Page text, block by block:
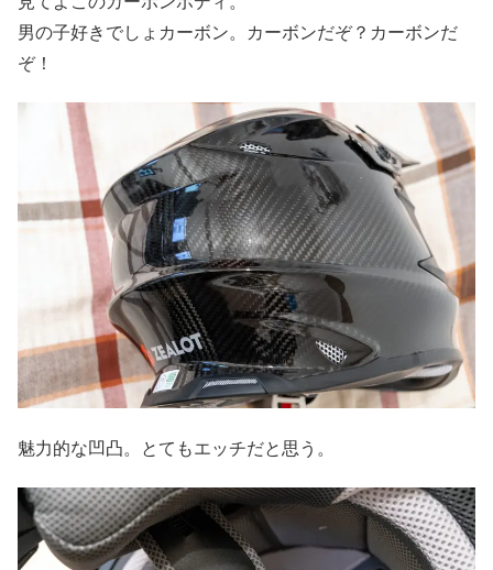
男の子好きでしょカーボン。カーボンだぞ？カーボンだ
ぞ！
魅力的な凹凸。とてもエッチだと思う。